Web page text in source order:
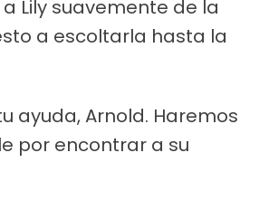
Lily suavemente de la
a escoltarla hasta la
ayuda, Arnold. Haremos
por encontrar a su